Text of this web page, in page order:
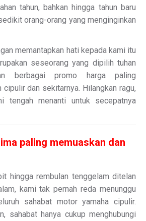
tahun, bahkan hingga tahun baru
orang-orang yang menginginkan
memantapkan hati kepada kami itu
seseorang yang dipilih tuhan
berbagai promo harga paling
cipulir dan sekitarnya. Hilangkan ragu,
tengah menanti untuk secepatnya
paling memuaskan dan
hingga rembulan tenggelam ditelan
kami tak pernah reda menunggu
sahabat motor yamaha cipulir.
sahabat hanya cukup menghubungi